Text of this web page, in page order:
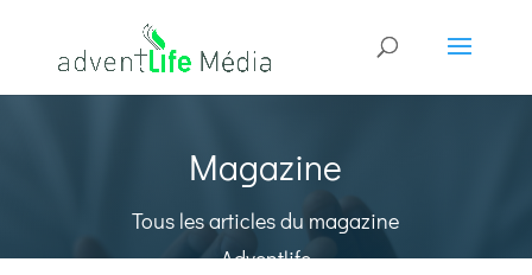
Magazine
Tous les articles du magazine
Adventlife